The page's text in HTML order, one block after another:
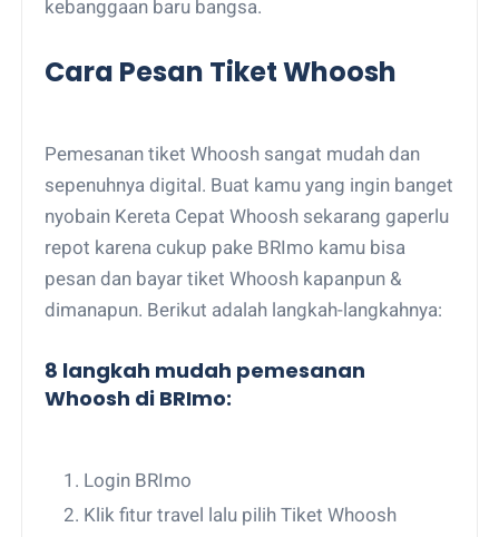
kebanggaan baru bangsa.
Cara Pesan Tiket Whoosh
Pemesanan tiket Whoosh sangat mudah dan
sepenuhnya digital. Buat kamu yang ingin banget
nyobain Kereta Cepat Whoosh sekarang gaperlu
repot karena cukup pake BRImo kamu bisa
pesan dan bayar tiket Whoosh kapanpun &
dimanapun. Berikut adalah langkah-langkahnya:
8 langkah mudah pemesanan
Whoosh di BRImo:
Login BRImo
Klik fitur travel lalu pilih Tiket Whoosh